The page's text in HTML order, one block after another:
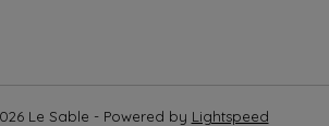
Le Sable - Powered by Lightspeed